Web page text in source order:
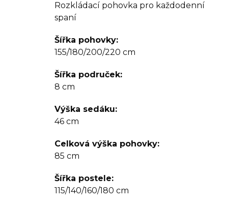
Rozkládací pohovka pro každodenní
spaní
Šířka pohovky
155/180/200/220 cm
Šířka područek
8 cm
Výška sedáku
46 cm
Celková výška pohovky
85 cm
Šířka postele
115/140/160/180 cm